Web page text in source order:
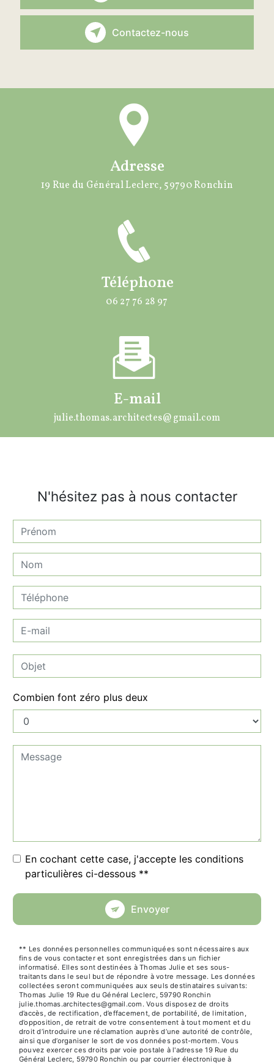
Contactez-nous
Adresse
19 Rue du Général Leclerc, 59790 Ronchin
Téléphone
06 27 76 28 97
E-mail
julie.thomas.architectes@gmail.com
N'hésitez pas à nous contacter
Combien font zéro plus deux
En cochant cette case, j'accepte les conditions
particulières ci-dessous **
Envoyer
** Les données personnelles communiquées sont nécessaires aux
fins de vous contacter et sont enregistrées dans un fichier
informatisé. Elles sont destinées à Thomas Julie et ses sous-
traitants dans le seul but de répondre à votre message. Les données
collectées seront communiquées aux seuls destinataires suivants:
Thomas Julie 19 Rue du Général Leclerc, 59790 Ronchin
julie.thomas.architectes@gmail.com. Vous disposez de droits
d’accès, de rectification, d’effacement, de portabilité, de limitation,
d’opposition, de retrait de votre consentement à tout moment et du
droit d’introduire une réclamation auprès d’une autorité de contrôle,
ainsi que d’organiser le sort de vos données post-mortem. Vous
pouvez exercer ces droits par voie postale à l'adresse 19 Rue du
Général Leclerc, 59790 Ronchin ou par courrier électronique à